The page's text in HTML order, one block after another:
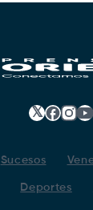
𝕏
Sucesos
Deportes